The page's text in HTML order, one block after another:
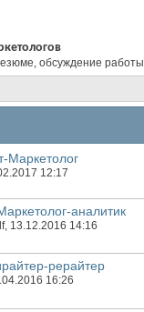
обсуждение работы
Маркетолог
12:17
аналитик
, 13.12.2016 14:16
рерайтер
16:26